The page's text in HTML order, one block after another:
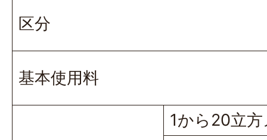
区分
基本使用料
1から20立